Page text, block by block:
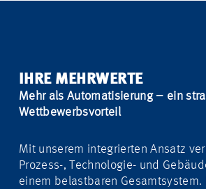
IHRE MEHRWERTE
Mehr als Automatisierung – ein
Wettbewerbsvorteil
Mit unserem integrierten Ansatz
Prozess-, Technologie- und
einem belastbaren Gesamtsystem.